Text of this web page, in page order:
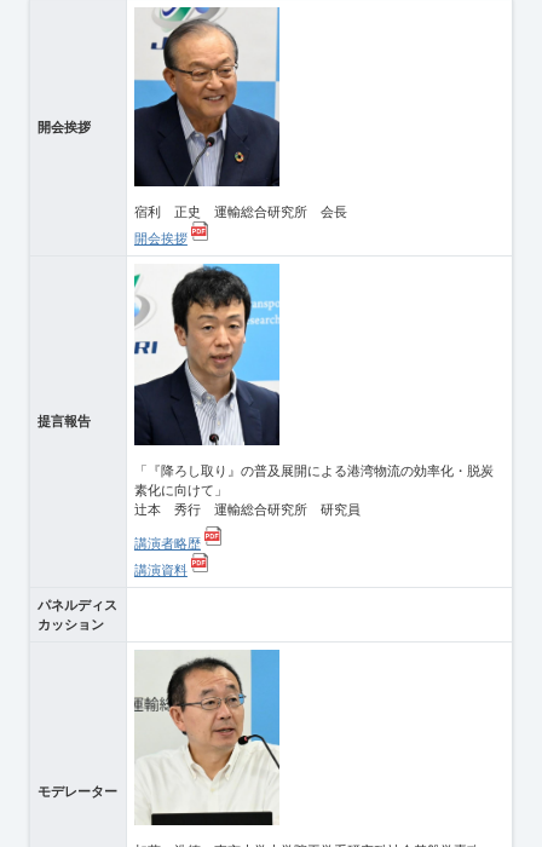
開会挨拶
宿利 正史 運輸総合研究所 会長
開会挨拶
提言報告
「『降ろし取り』の普及展開による港湾物流の効率化・脱炭
素化に向けて」
辻本 秀行 運輸総合研究所 研究員
講演者略歴
講演資料
パネルディス
カッション
モデレーター